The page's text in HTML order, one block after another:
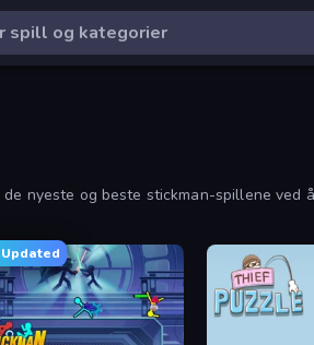
nyeste og beste stickman-spillene ved
Updated